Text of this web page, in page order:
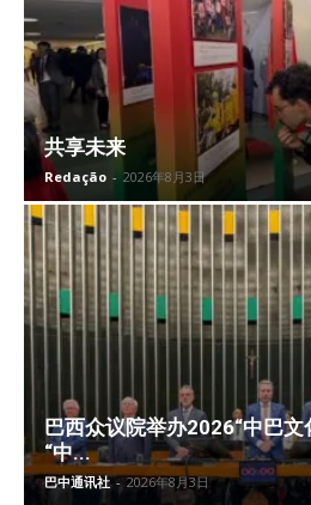
共享未来
Redação - 2026年8月3日
巴西众议院举办2026“中巴文
“中...
巴中通讯社 - 2026年8月3日